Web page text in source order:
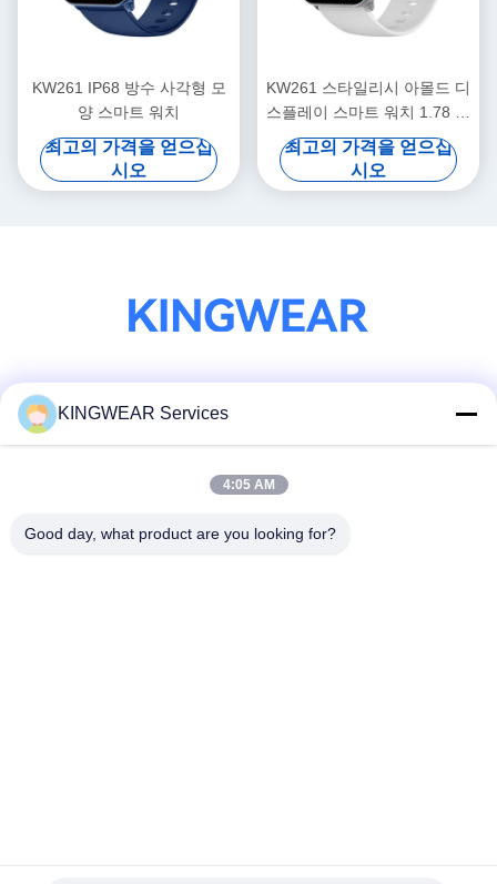
KW261 IP68 방수 사각형 모
양 스마트 워치
최고의 가격을 얻으십
시오
KW261 스타일리시 아몰드 디
스플레이 스마트 워치 1.78 인
치 아몰드 스마트 워치
최고의 가격을 얻으십
시오
소셜 미디어
전화
KINGWEAR Services
4:05 AM
Good day, what product are you looking for?